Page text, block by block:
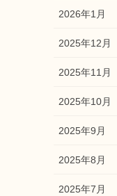
2026年1月
2025年12月
2025年11月
2025年10月
2025年9月
2025年8月
2025年7月